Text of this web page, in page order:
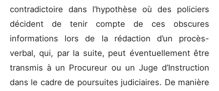
contradictoire dans l’hypothèse où des policiers
décident de tenir compte de ces obscures
informations lors de la rédaction d’un procès-
verbal, qui, par la suite, peut éventuellement être
transmis à un Procureur ou un Juge d’Instruction
dans le cadre de poursuites judiciaires. De manière